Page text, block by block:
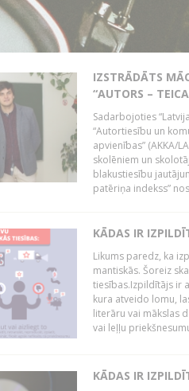
IZSTRĀDĀTS
“AUTORS –
Sadarbojoties
“Autortiesību un
apvienības” (AKKA/
skolēniem un
blakustiesību
patēriņa indekss”
KĀDAS IR
Likums paredz, ka
mantiskās. Šoreiz
tiesības.Izpildītājs ir
kura atveido lomu,
literāru vai mākslas
vai leļļu
KĀDAS IR